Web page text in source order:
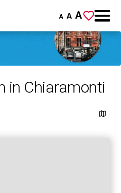
A A A
in Chiaramonti